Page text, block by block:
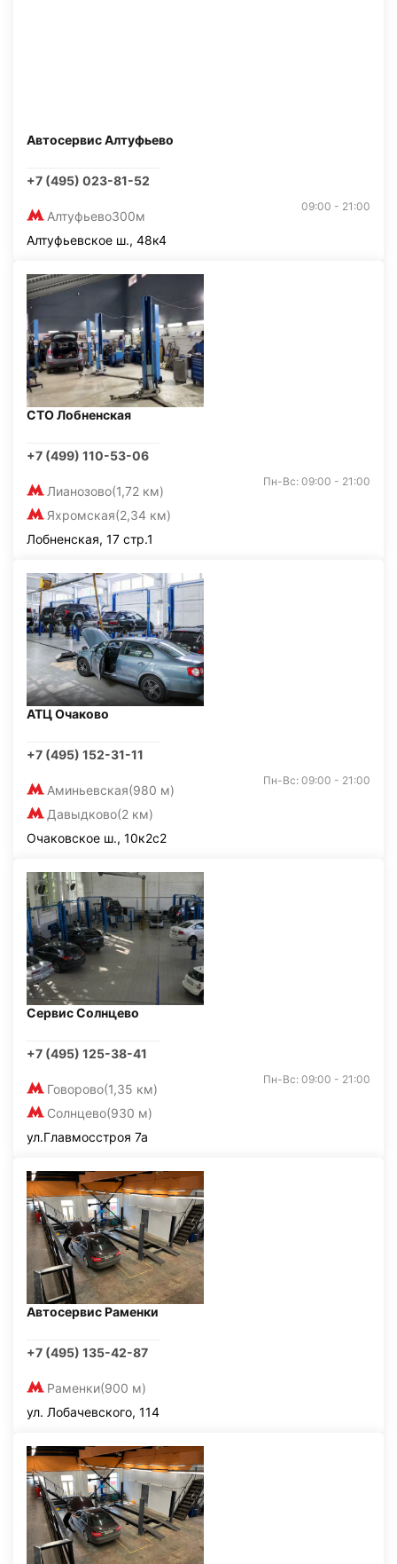
Автосервис Алтуфьево
+7 (495) 023-81-52
Алтуфьево300м
09:00 - 21:00
Алтуфьевское ш., 48к4
СТО Лобненская
+7 (499) 110-53-06
Лианозово(1,72 км)
Яхромская(2,34 км)
Пн-Вс: 09:00 - 21:00
Лобненская, 17 стр.1
АТЦ Очаково
+7 (495) 152-31-11
Аминьевская(980 м)
Давыдково(2 км)
Пн-Вс: 09:00 - 21:00
Очаковское ш., 10к2с2
Сервис Солнцево
+7 (495) 125-38-41
Говорово(1,35 км)
Солнцево(930 м)
Пн-Вс: 09:00 - 21:00
ул.Главмосстроя 7а
Автосервис Раменки
+7 (495) 135-42-87
Раменки(900 м)
ул. Лобачевского, 114